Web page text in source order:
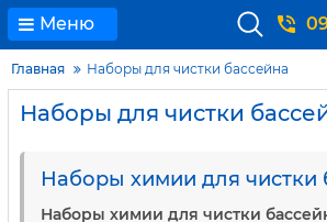
Меню
Главная Наборы для чистки бассейна
Наборы для чистки
Наборы химии для чистки
Наборы химии для чистки